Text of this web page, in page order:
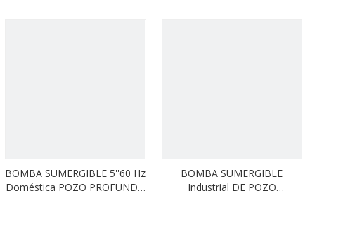
BOMBA SUMERGIBLE 5''60 Hz
Doméstica POZO PROFUNDO
BOMBA SUMERGIBLE
Industrial DE POZO